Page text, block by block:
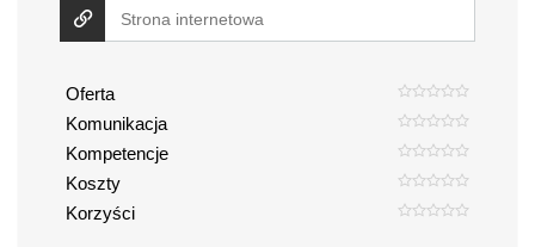
Oferta
Komunikacja
Kompetencje
Koszty
Korzyści